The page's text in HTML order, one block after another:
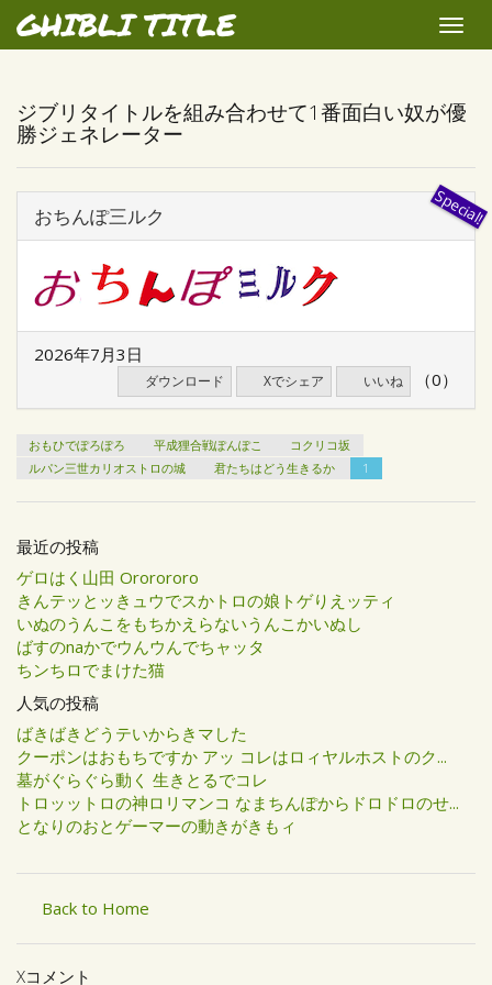
GHIBLI TITLE
Toggle
ジブリタイトルを組み合わせて1番面白い奴が優
勝ジェネレーター
おちんぽ三ルク
2026年7月3日
ダウンロード Xでシェア いいね （0）
おもひでぽろぽろ 平成狸合戦ぽんぽこ
コクリコ坂
ルパン三世カリオストロの城
君たちはどう生きるか 1
最近の投稿
ゲロはく山田 Ororororo
きんテッとッきュウでスかトロの娘トゲりえッティ
いぬのうんこをもちかえらないうんこかいぬし
ばすのnaかでウんウんでちャッタ
ちンちロでまけた猫
人気の投稿
ばきばきどうテいからきマした
クーポンはおもちですか アッ コレはロィヤルホストのク...
墓がぐらぐら動く 生きとるでコレ
トロッットロの神ロリマンコ なまちんぽからドロドロのせ...
となりのおとゲーマーの動きがきもィ
Back to Home
Xコメント